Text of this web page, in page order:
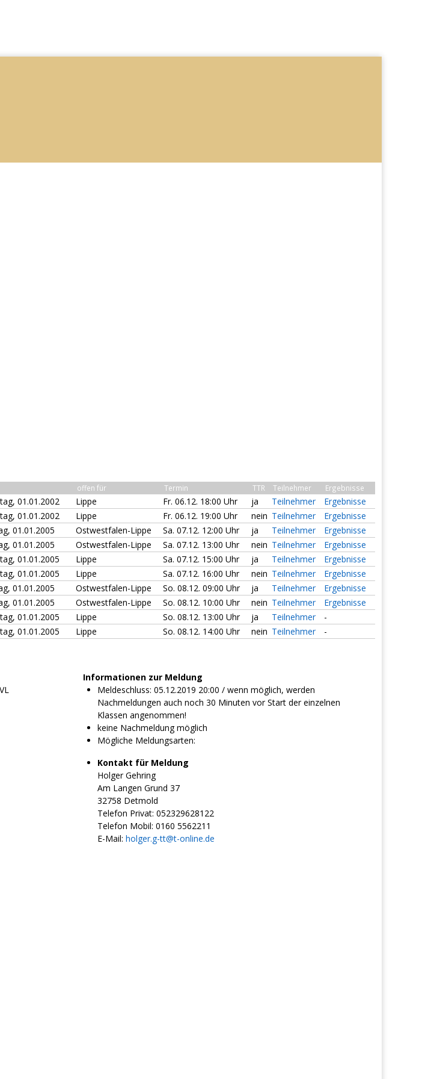
offen für Termin TTR Teilnehmer Ergebnisse
01.01.2002 Lippe Fr. 06.12. 18:00 Uhr ja Teilnehmer
Ergebnisse
01.01.2002 Lippe Fr. 06.12. 19:00 Uhr nein Teilnehmer
Ergebnisse
01.01.2005 Ostwestfalen-Lippe Sa. 07.12. 12:00 Uhr ja Teilnehmer
Ergebnisse
01.01.2005 Ostwestfalen-Lippe Sa. 07.12. 13:00 Uhr nein Teilnehmer
Ergebnisse
01.01.2005 Lippe Sa. 07.12. 15:00 Uhr ja Teilnehmer
Ergebnisse
01.01.2005 Lippe Sa. 07.12. 16:00 Uhr nein Teilnehmer
Ergebnisse
01.01.2005 Ostwestfalen-Lippe So. 08.12. 09:00 Uhr ja Teilnehmer
Ergebnisse
01.01.2005 Ostwestfalen-Lippe So. 08.12. 10:00 Uhr nein Teilnehmer
Ergebnisse
01.01.2005 Lippe So. 08.12. 13:00 Uhr ja Teilnehmer
-
01.01.2005 Lippe So. 08.12. 14:00 Uhr nein Teilnehmer -
Informationen zur Meldung
Meldeschluss: 05.12.2019 20:00 / wenn möglich, werden
Nachmeldungen auch noch 30 Minuten vor Start der einzelnen
Klassen angenommen!
keine Nachmeldung möglich
Mögliche Meldungsarten:
Kontakt für Meldung
Holger Gehring
Am Langen Grund 37
32758 Detmold
Telefon Privat: 052329628122
Telefon Mobil: 0160 5562211
E-Mail: holger.g-tt@t-online.de